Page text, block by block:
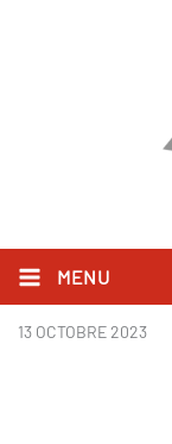
MENU
13 OCTOBRE 2023